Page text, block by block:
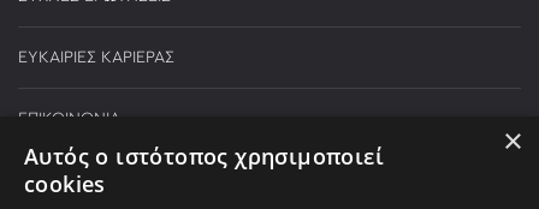
ΕΥΚΑΙΡΙΕΣ ΚΑΡΙΕΡΑΣ
ΕΠΙΚΟΙΝΩΝΙΑ
×
Αυτός ο ιστότοπος χρησιμοποιεί
cookies